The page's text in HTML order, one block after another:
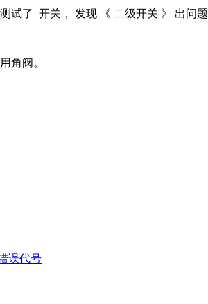
试了 开关， 发现 《 二级开关 》 出问
角阀。
误代号